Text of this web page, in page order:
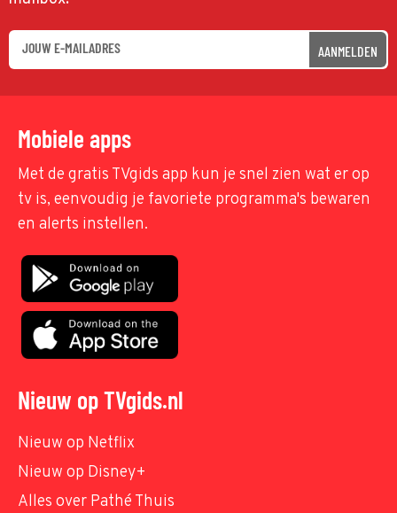
AANMELDEN
Mobiele apps
Met de gratis TVgids app kun je snel zien wat er op
tv is, eenvoudig je favoriete programma's bewaren
en alerts instellen.
Nieuw op TVgids.nl
Nieuw op Netflix
Nieuw op Disney+
Alles over Pathé Thuis